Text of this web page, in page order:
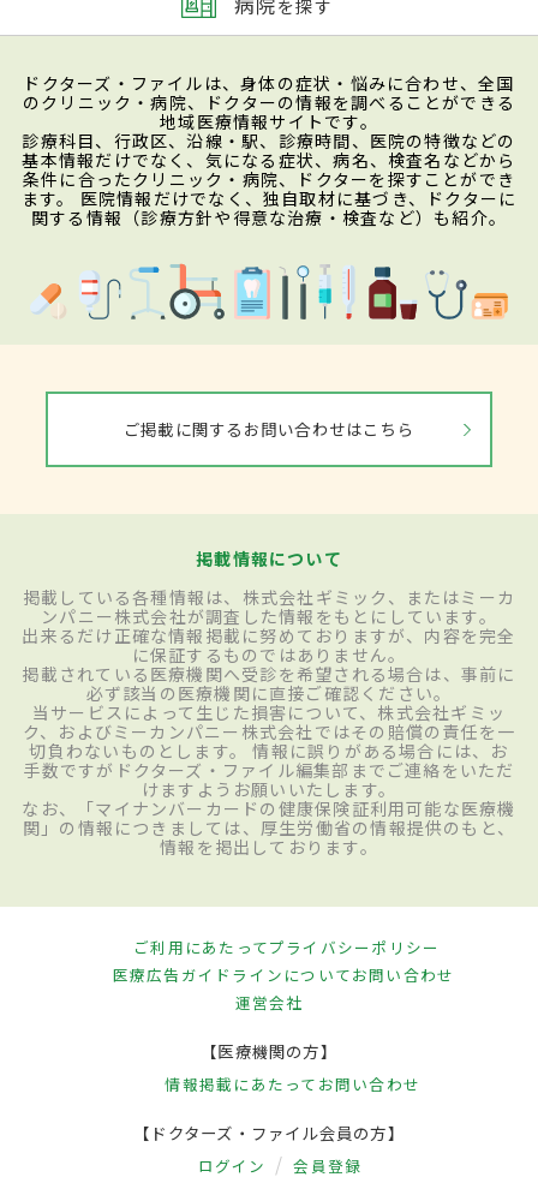
を探す
ドクターズ・ファイルは、身体の症状・悩みに合わせ、全国
のクリニック・病院、ドクターの情報を調べることができる
地域医療情報サイトです。
診療科目、行政区、沿線・駅、診療時間、医院の特徴などの
基本情報だけでなく、気になる症状、病名、検査名などから
条件に合ったクリニック・病院、ドクターを探すことができ
ます。 医院情報だけでなく、独自取材に基づき、ドクターに
関する情報（診療方針や得意な治療・検査など）も紹介。
ご掲載に関するお問い合わせはこちら
掲載情報について
掲載している各種情報は、株式会社ギミック、またはミーカ
ンパニー株式会社が調査した情報をもとにしています。
出来るだけ正確な情報掲載に努めておりますが、内容を完全
に保証するものではありません。
掲載されている医療機関へ受診を希望される場合は、事前に
必ず該当の医療機関に直接ご確認ください。
当サービスによって生じた損害について、株式会社ギミッ
ク、およびミーカンパニー株式会社ではその賠償の責任を一
切負わないものとします。 情報に誤りがある場合には、お
手数ですがドクターズ・ファイル編集部までご連絡をいただ
けますようお願いいたします。
なお、「マイナンバーカードの健康保険証利用可能な医療機
関」の情報につきましては、厚生労働省の情報提供のもと、
情報を掲出しております。
ご利用にあたってプライバシーポリシー
医療広告ガイドラインについてお問い合わせ
運営会社
【医療機関の方】
情報掲載にあたって お問い合わせ
【ドクターズ・ファイル会員の方】
ログイン 会員登録